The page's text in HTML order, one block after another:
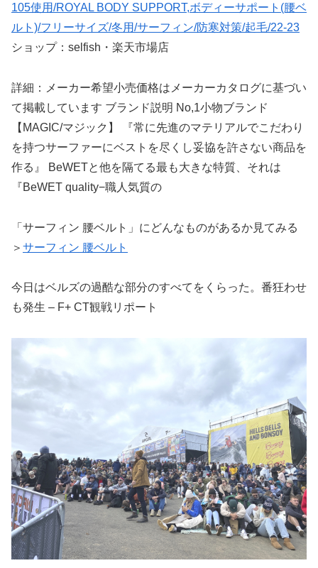
105使用/ROYAL BODY SUPPORT,ボディーサポート(腰ベ
ルト)/フリーサイズ/冬用/サーフィン/防寒対策/起毛/22-23
ショップ：selfish・楽天市場店
詳細：メーカー希望小売価格はメーカーカタログに基づい
て掲載しています ブランド説明 No,1小物ブランド
【MAGIC/マジック】 『常に先進のマテリアルでこだわり
を持つサーファーにベストを尽くし妥協を許さない商品を
作る』 BeWETと他を隔てる最も大きな特質、それは
『BeWET quality−職人気質の
「サーフィン 腰ベルト」にどんなものがあるか見てみる
＞ サーフィン 腰ベルト
今日はベルズの過酷な部分のすべてをくらった。番狂わせ
も発生 – F+ CT観戦リポート